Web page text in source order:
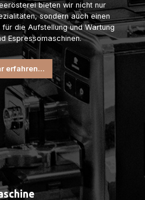
bieten wir nicht nur
sondern auch einen
die Aufstellung und Wartung
Espressomaschinen.
erfahren...